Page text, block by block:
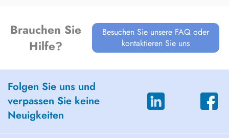
Brauchen Sie
Hilfe?
Besuchen Sie unsere FAQ oder
kontaktieren Sie uns
Folgen Sie uns und
verpassen Sie keine
Neuigkeiten